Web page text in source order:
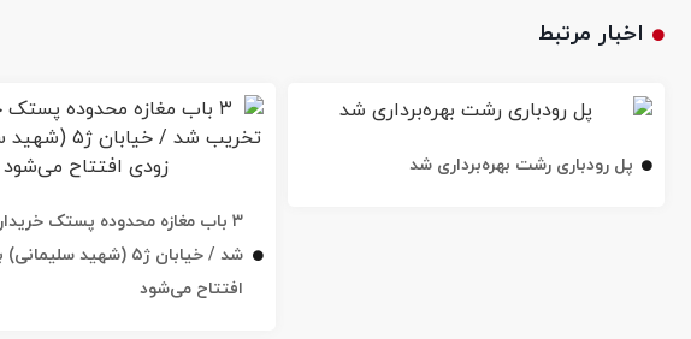
اخبار مرتبط
پل رودباری رشت بهره‌برداری شد
۳ باب مغازه محدوده پستک
شد / خیابان ژ۵ (شهید
افتتاح می‌شود